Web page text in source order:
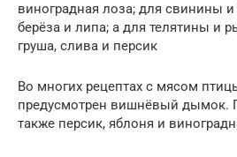
виноградная лоза; для свинины
берёза и липа; а для телятины и
груша, слива и персик
Во многих рецептах с мясом
предусмотрен вишнёвый дымок.
также персик, яблоня и